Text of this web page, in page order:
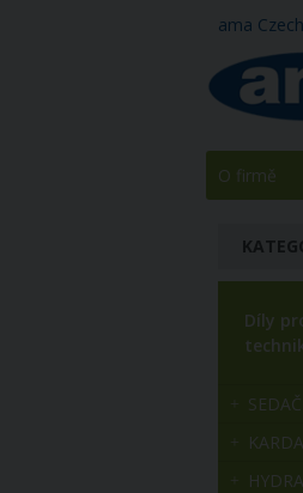
ama
O firmě
Díly pro zemědělskou